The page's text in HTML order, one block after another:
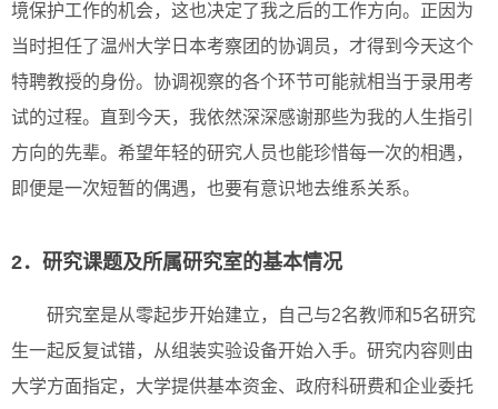
境保护工作的机会，这也决定了我之后的工作方向。正因为
当时担任了温州大学日本考察团的协调员，才得到今天这个
特聘教授的身份。协调视察的各个环节可能就相当于录用考
试的过程。直到今天，我依然深深感谢那些为我的人生指引
方向的先辈。希望年轻的研究人员也能珍惜每一次的相遇，
即便是一次短暂的偶遇，也要有意识地去维系关系。
2．研究课题及所属研究室的基本情况
研究室是从零起步开始建立，自己与2名教师和5名研究
生一起反复试错，从组装实验设备开始入手。研究内容则由
大学方面指定，大学提供基本资金、政府科研费和企业委托